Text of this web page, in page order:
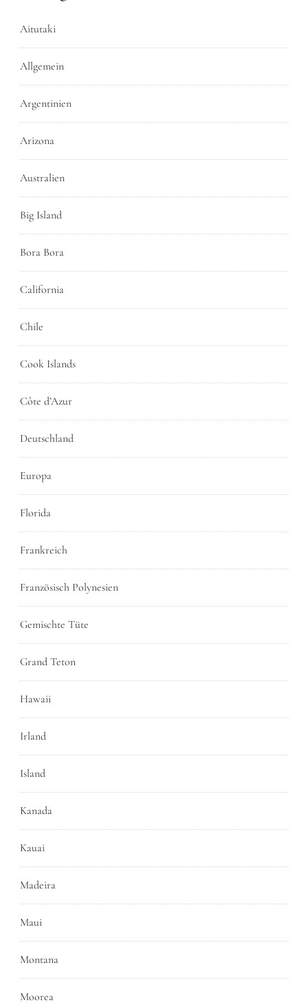
Aitutaki
Allgemein
Argentinien
Arizona
Australien
Big Island
Bora Bora
California
Chile
Cook Islands
Côte d’Azur
Deutschland
Europa
Florida
Frankreich
Französisch Polynesien
Gemischte Tüte
Grand Teton
Hawaii
Irland
Island
Kanada
Kauai
Madeira
Maui
Montana
Moorea